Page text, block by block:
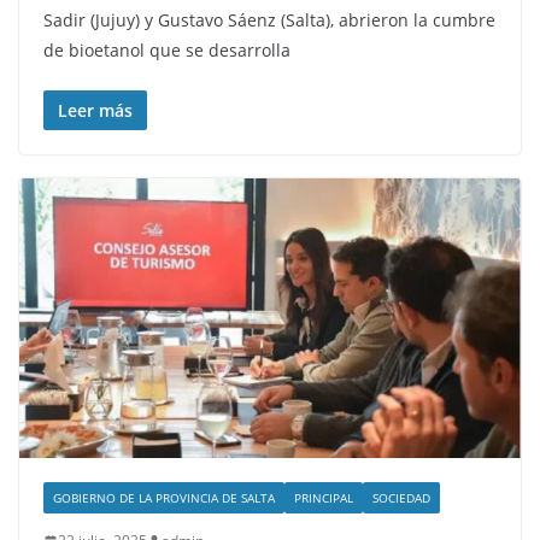
Sadir (Jujuy) y Gustavo Sáenz (Salta), abrieron la cumbre
de bioetanol que se desarrolla
Leer más
GOBIERNO DE LA PROVINCIA DE SALTA PRINCIPAL SOCIEDAD